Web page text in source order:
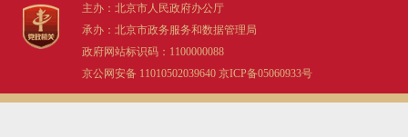
主办：北京市人民政府办公厅
承办：北京市政务服务和数据管理局
政府网站标识码：1100000088
京公网安备 11010502039640 京ICP备05060933号